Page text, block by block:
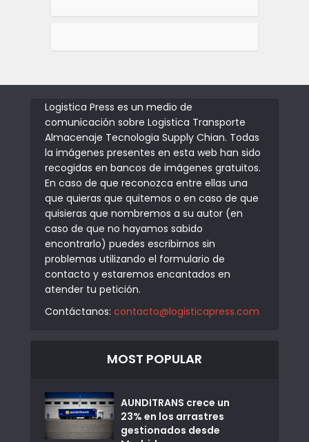
Logistica Press es un medio de
comunicación sobre Logistica Transporte
Almacenaje Tecnologia Supply Chian. Todas
la imágenes presentes en esta web han sido
recogidas en bancos de imágenes gratuitos.
En caso de que reconozca entre ellas una
que quieras que quitemos o en caso de que
quisieras que nombremos a su autor (en
caso de que no hayamos sabido
encontrarlo) puedes escribirnos sin
problemas utilizando el formulario de
contacto y estaremos encantados en
atender tu petición.
Contáctanos: contacto@logisticapress.com
MOST POPULAR
AUNDITRANS crece un
23% en los arrastres
gestionados desde